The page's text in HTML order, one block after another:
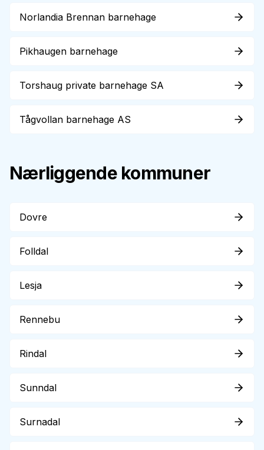
Norlandia Brennan barnehage
Pikhaugen barnehage
Torshaug private barnehage SA
Tågvollan barnehage AS
Nærliggende kommuner
Dovre
Folldal
Lesja
Rennebu
Rindal
Sunndal
Surnadal